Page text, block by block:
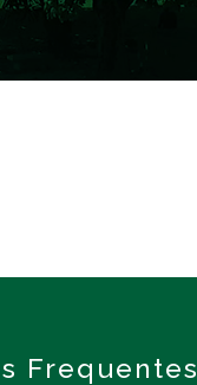
Frequentes